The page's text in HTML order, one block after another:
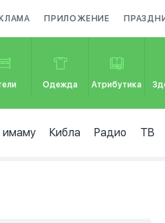
ПРИЛОЖЕНИЕ
Одежда Атрибутика
имаму Кибла Радио ТВ